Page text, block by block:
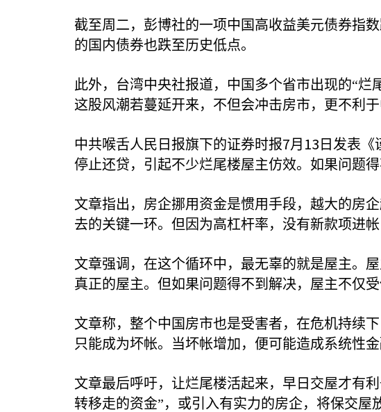
截至周二，彭博社的一项中国高收益美元债券指
的国内债券也跌至历史低点。
此外，台湾中央社报道，中国多个省市出现的“烂
这股风潮若蔓延开来，不但会冲击房市，更不利于
中共喉舌人民日报旗下的证券时报7月 13 日发表
停止还贷，引起不少烂尾楼屋主仿效。如果问题
文章指出，房企挪用资金是惯用手段，越大的房
去的关键一环。但因为高杠杆率，没有新款项进
文章强调，在这个循环中，最无辜的就是屋主。
真正的屋主。但如果问题得不到解决，屋主不仅
文章称，整个中国房市也是受害者，在危机持续
只能成为坏帐。当坏帐增加，便可能造成系统性金
文章最后呼吁，让烂尾楼活起来，早日交屋才有
转移走的资金”，或引入有实力的房企，将保交屋